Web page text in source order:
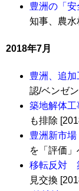
豊洲の「
知事、農水
2018年7月
豊洲、追加
認/ベンゼ
築地解体
も排除
豊洲新市
を「評価」
移転反対
見交換